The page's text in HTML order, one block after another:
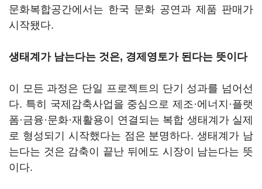
문화복합공간에서는 한국 문화 공연과 제품 판매가
시작됐다.
생태계가 남는다는 것은, 경제영토가 된다는 뜻이다
이 모든 과정은 단일 프로젝트의 단기 성과를 넘어선
다. 특히 국제감축사업을 중심으로 제조·에너지·플랫
폼·금융·문화·재활용이 연결되는 복합 생태계가 실제
로 형성되기 시작했다는 점은 분명하다. 생태계가 남
는다는 것은 감축이 끝난 뒤에도 시장이 남는다는 뜻
이다.